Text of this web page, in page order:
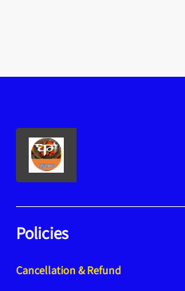
Policies
Cancellation & Refund